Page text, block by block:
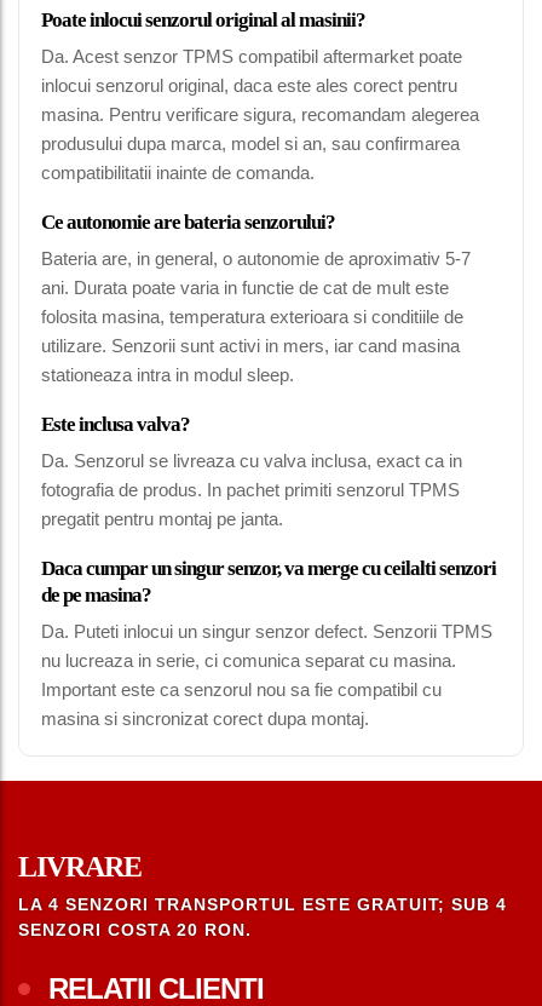
Poate inlocui senzorul original al masinii?
Da. Acest senzor TPMS compatibil aftermarket poate
inlocui senzorul original, daca este ales corect pentru
masina. Pentru verificare sigura, recomandam alegerea
produsului dupa marca, model si an, sau confirmarea
compatibilitatii inainte de comanda.
Ce autonomie are bateria senzorului?
Bateria are, in general, o autonomie de aproximativ 5-7
ani. Durata poate varia in functie de cat de mult este
folosita masina, temperatura exterioara si conditiile de
utilizare. Senzorii sunt activi in mers, iar cand masina
stationeaza intra in modul sleep.
Este inclusa valva?
Da. Senzorul se livreaza cu valva inclusa, exact ca in
fotografia de produs. In pachet primiti senzorul TPMS
pregatit pentru montaj pe janta.
Daca cumpar un singur senzor, va merge cu ceilalti senzori
de pe masina?
Da. Puteti inlocui un singur senzor defect. Senzorii TPMS
nu lucreaza in serie, ci comunica separat cu masina.
Important este ca senzorul nou sa fie compatibil cu
masina si sincronizat corect dupa montaj.
LIVRARE
LA 4 SENZORI TRANSPORTUL ESTE GRATUIT; SUB 4
SENZORI COSTA 20 RON.
RELATII CLIENTI